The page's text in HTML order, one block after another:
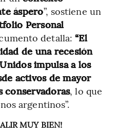
áspero”, sostiene un
Personal
detalla:“El
de una recesión
impulsa a los
activos de mayor
conservadoras, lo que
argentinos”.
MUY BIEN!